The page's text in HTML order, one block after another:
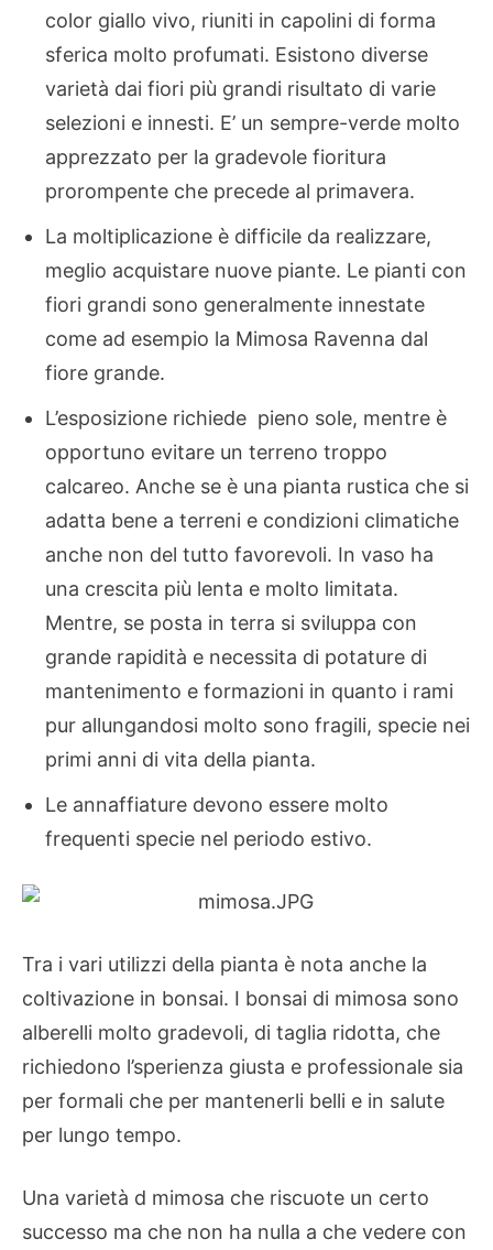
color giallo vivo, riuniti in capolini di forma
sferica molto profumati. Esistono diverse
varietà dai fiori più grandi risultato di varie
selezioni e innesti. E’ un sempre-verde molto
apprezzato per la gradevole fioritura
prorompente che precede al primavera.
La moltiplicazione è difficile da realizzare,
meglio acquistare nuove piante. Le pianti con
fiori grandi sono generalmente innestate
come ad esempio la Mimosa Ravenna dal
fiore grande.
L’esposizione richiede pieno sole, mentre è
opportuno evitare un terreno troppo
calcareo. Anche se è una pianta rustica che si
adatta bene a terreni e condizioni climatiche
anche non del tutto favorevoli. In vaso ha
una crescita più lenta e molto limitata.
Mentre, se posta in terra si sviluppa con
grande rapidità e necessita di potature di
mantenimento e formazioni in quanto i rami
pur allungandosi molto sono fragili, specie nei
primi anni di vita della pianta.
Le annaffiature devono essere molto
frequenti specie nel periodo estivo.
Tra i vari utilizzi della pianta è nota anche la
coltivazione in bonsai. I bonsai di mimosa sono
alberelli molto gradevoli, di taglia ridotta, che
richiedono l’sperienza giusta e professionale sia
per formali che per mantenerli belli e in salute
per lungo tempo.
Una varietà d mimosa che riscuote un certo
successo ma che non ha nulla a che vedere con